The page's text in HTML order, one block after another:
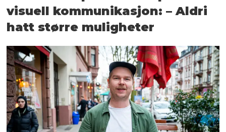
visuell kommunikasjon: – Aldri
hatt større muligheter